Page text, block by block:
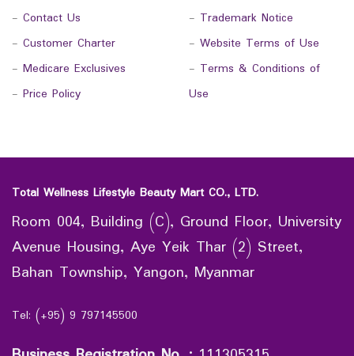
- Contact Us
- Customer Charter
- Medicare Exclusives
- Price Policy
- Trademark Notice
- Website Terms of Use
- Terms & Conditions of
Use
Total Wellness Lifestyle Beauty Mart CO., LTD.
Room 004, Building (C), Ground Floor, University
Avenue Housing, Aye Yeik Thar (2) Street,
Bahan Township, Yangon, Myanmar
Tel: (+95) 9 797145500